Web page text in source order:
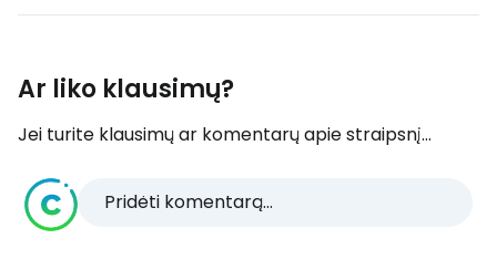
Ar liko klausimų?
Jei turite klausimų ar komentarų apie straipsnį...
Pridėti komentarą...